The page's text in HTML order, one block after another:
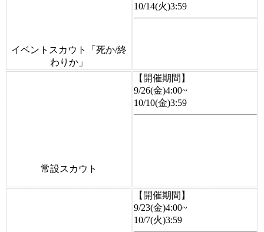
イベントスカウト「死か/終
わりか」
10/14(火)3:59
常設スカウト
【開催期間】
9/26(金)4:00~
10/10(金)3:59
【開催期間】
9/23(金)4:00~
10/7(火)3:59